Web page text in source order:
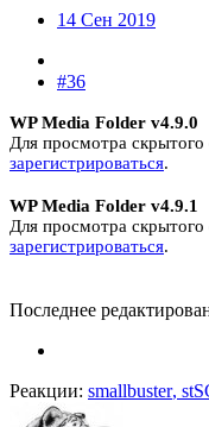
14 Сен 2019
#36
WP Media Folder v4.9.0
Для просмотра
зарегистрироваться.
WP Media Folder v4.9.1
Для просмотра
зарегистрироваться.
Последнее
Реакции: smallbuster,